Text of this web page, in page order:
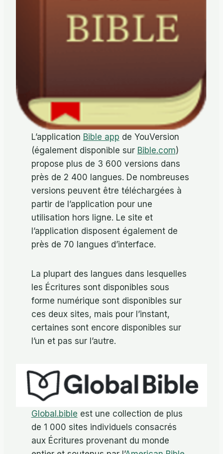
L’application Bible app de YouVersion
(également disponible sur Bible.com)
propose plus de 3 600 versions dans
près de 2 400 langues. De nombreuses
versions peuvent être téléchargées à
partir de l’application pour une
utilisation hors ligne. Le site et
l’application disposent également de
près de 70 langues d’interface.
La plupart des langues dans lesquelles
les Écritures sont disponibles sous
forme numérique sont disponibles sur
ces deux sites, mais pour l’instant,
certaines sont encore disponibles sur
l’un et pas sur l’autre.
Global.bible est une collection de plus
de 1 000 sites individuels consacrés
aux Écritures provenant du monde